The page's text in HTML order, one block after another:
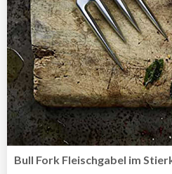
Bull Fork Fleischgabel im